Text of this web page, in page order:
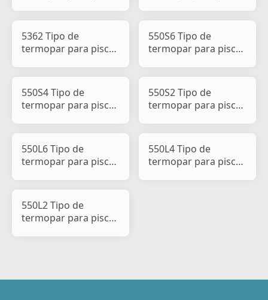
motociclet
motociclet
5362 Tipo de
termopar para pisca-
motociclet
550S6 Tipo de
termopar para pisca-
motocicle
550S4 Tipo de
termopar para pisca-
motocicle
550S2 Tipo de
termopar para pisca-
motocicle
550L6 Tipo de
termopar para pisca-
motocicle
550L4 Tipo de
termopar para pisca-
550L2 Tipo de
termopar para pisca-